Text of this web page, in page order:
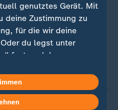
genutztes Gerät. Mit
deine Zustimmung zu
für die wir deine
du legst unter
fest, welchen
für die Zukunft
oder ändern.